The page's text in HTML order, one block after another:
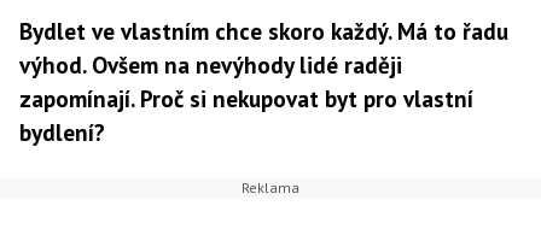
Bydlet ve vlastním chce skoro každý. Má to řadu
výhod. Ovšem na nevýhody lidé raději
zapomínají. Proč si nekupovat byt pro vlastní
bydlení?